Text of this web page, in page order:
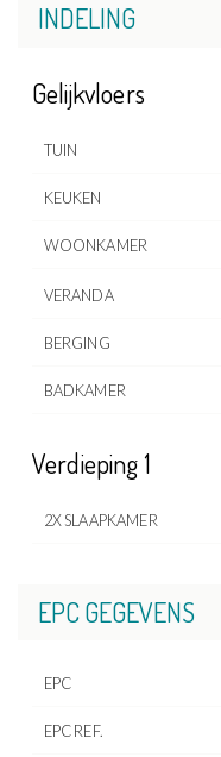
INDELING
Gelijkvloers
TUIN
KEUKEN
WOONKAMER
VERANDA
BERGING
BADKAMER
Verdieping 1
2X SLAAPKAMER
EPC GEGEVENS
EPC
EPC REF.